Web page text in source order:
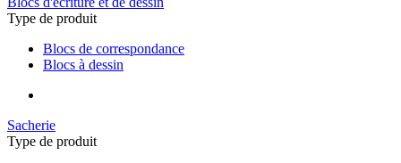
Type de produit
Blocs de correspondance
Blocs à dessin
Sacherie
Type de produit